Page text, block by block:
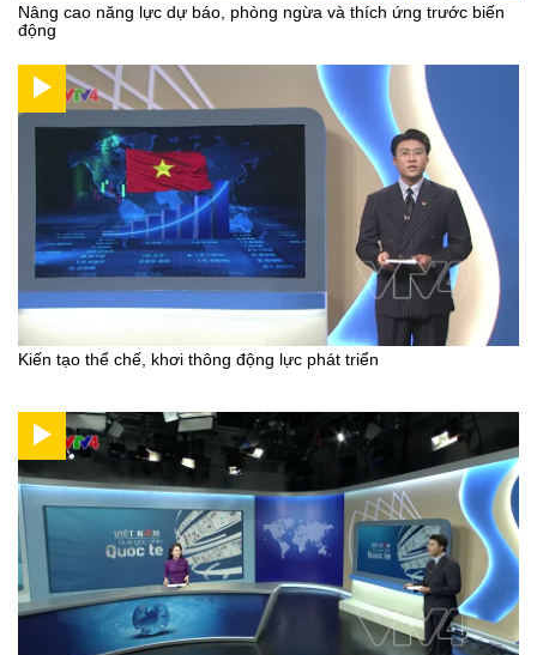
Nâng cao năng lực dự báo, phòng ngừa và thích ứng trước biến
động
Kiến tạo thể chế, khơi thông động lực phát triển